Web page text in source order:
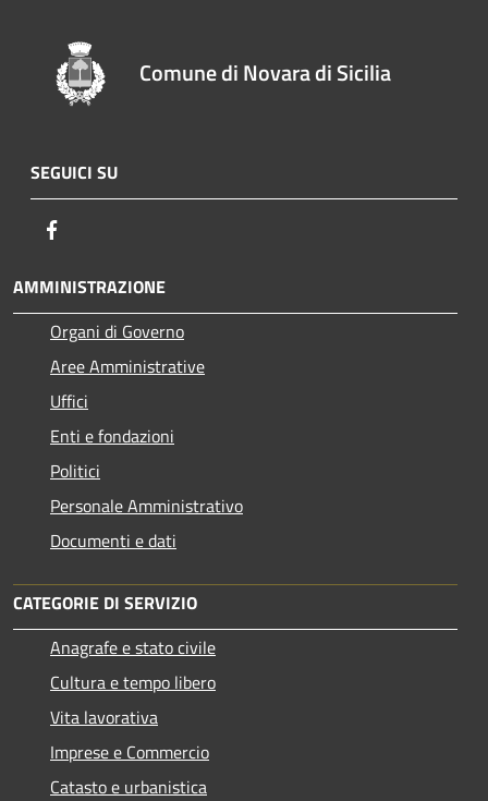
Comune di Novara di Sicilia
SEGUICI SU
AMMINISTRAZIONE
Organi di Governo
Aree Amministrative
Uffici
Enti e fondazioni
Politici
Personale Amministrativo
Documenti e dati
CATEGORIE DI SERVIZIO
Anagrafe e stato civile
Cultura e tempo libero
Vita lavorativa
Imprese e Commercio
Catasto e urbanistica